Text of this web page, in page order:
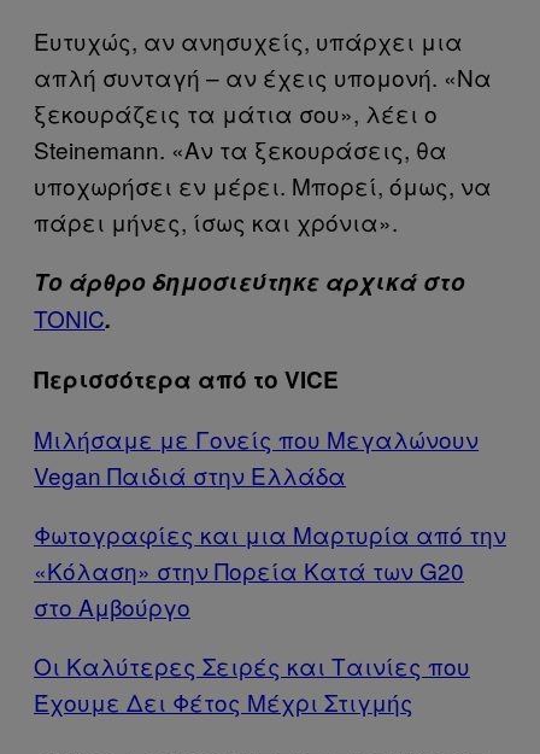
Ευτυχώς, αν ανησυχείς, υπάρχει μια
απλή συνταγή – αν έχεις υπομονή. «Να
ξεκουράζεις τα μάτια σου», λέει ο
Steinemann. «Αν τα ξεκουράσεις, θα
υποχωρήσει εν μέρει. Μπορεί, όμως, να
πάρει μήνες, ίσως και χρόνια».
Το άρθρο δημοσιεύτηκε αρχικά στο
TONIC.
Περισσότερα από το VICE
Μιλήσαμε με Γονείς που Μεγαλώνουν
Vegan Παιδιά στην Ελλάδα
Φωτογραφίες και μια Μαρτυρία από την
«Κόλαση» στην Πορεία Κατά των G20
στο Αμβούργο
Οι Καλύτερες Σειρές και Ταινίες που
Έχουμε Δει Φέτος Μέχρι Στιγμής